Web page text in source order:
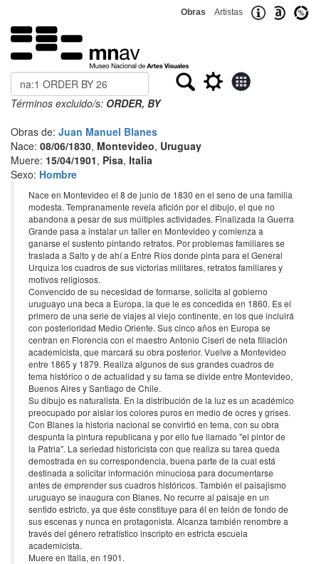
Obras Artistas
Buscar
Términos excluido/s: ORDER, BY
Obras de: Juan Manuel Blanes
Nace: 08/06/1830, Montevideo, Uruguay
Muere: 15/04/1901, Pisa, Italia
Sexo: Hombre
Nace en Montevideo el 8 de junio de 1830 en el seno de una familia
modesta. Tempranamente revela afición por el dibujo, el que no
abandona a pesar de sus múltiples actividades. Finalizada la Guerra
Grande pasa a instalar un taller en Montevideo y comienza a
ganarse el sustento pintando retratos. Por problemas familiares se
traslada a Salto y de ahí a Entre Ríos donde pinta para el General
Urquiza los cuadros de sus victorias militares, retratos familiares y
motivos religiosos.
Convencido de su necesidad de formarse, solicita al gobierno
uruguayo una beca a Europa, la que le es concedida en 1860. Es el
primero de una serie de viajes al viejo continente, en los que incluirá
con posterioridad Medio Oriente. Sus cinco años en Europa se
centran en Florencia con el maestro Antonio Ciseri de neta filiación
academicista, que marcará su obra posterior. Vuelve a Montevideo
entre 1865 y 1879. Realiza algunos de sus grandes cuadros de
tema histórico o de actualidad y su fama se divide entre Montevideo,
Buenos Aires y Santiago de Chile.
Su dibujo es naturalista. En la distribución de la luz es un académico
preocupado por aislar los colores puros en medio de ocres y grises.
Con Blanes la historia nacional se convirtió en tema, con su obra
despunta la pintura republicana y por ello fue llamado "el pintor de
la Patria". La seriedad historicista con que realiza su tarea queda
demostrada en su correspondencia, buena parte de la cual está
destinada a solicitar información minuciosa para documentarse
antes de emprender sus cuadros históricos. También el paisajismo
uruguayo se inaugura con Blanes. No recurre al paisaje en un
sentido estricto, ya que éste constituye para él en telón de fondo de
sus escenas y nunca en protagonista. Alcanza también renombre a
través del género retratístico inscripto en estricta escuela
academicista.
Muere en Italia, en 1901.